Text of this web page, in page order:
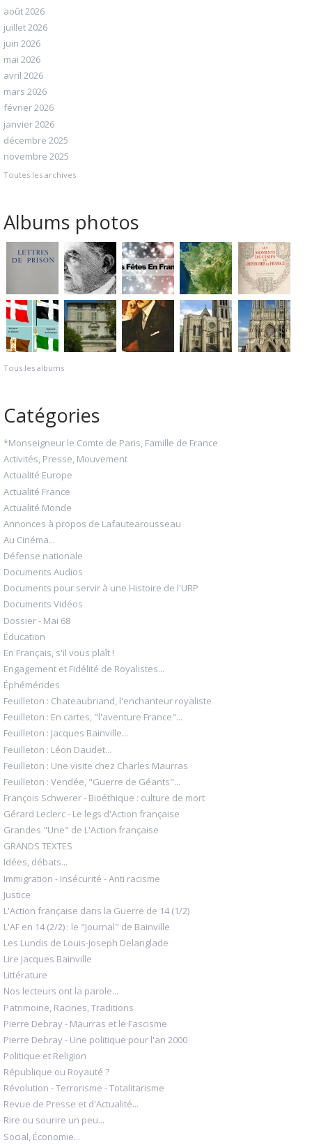
août 2026
juillet 2026
juin 2026
mai 2026
avril 2026
mars 2026
février 2026
janvier 2026
décembre 2025
novembre 2025
Toutes les archives
Albums photos
Tous les albums
Catégories
*Monseigneur le Comte de Paris, Famille de France
Activités, Presse, Mouvement
Actualité Europe
Actualité France
Actualité Monde
Annonces à propos de Lafautearousseau
Au Cinéma...
Défense nationale
Documents Audios
Documents pour servir à une Histoire de l'URP
Documents Vidéos
Dossier - Mai 68
Éducation
En Français, s'il vous plaît !
Engagement et Fidélité de Royalistes...
Éphémérides
Feuilleton : Chateaubriand, l'enchanteur royaliste
Feuilleton : En cartes, "l'aventure France"...
Feuilleton : Jacques Bainville...
Feuilleton : Léon Daudet...
Feuilleton : Une visite chez Charles Maurras
Feuilleton : Vendée, "Guerre de Géants"...
François Schwerer - Bioéthique : culture de mort
Gérard Leclerc - Le legs d'Action française
Grandes "Une" de L'Action française
GRANDS TEXTES
Idées, débats...
Immigration - Insécurité - Anti racisme
Justice
L'Action française dans la Guerre de 14 (1/2)
L'AF en 14 (2/2) : le "Journal" de Bainville
Les Lundis de Louis-Joseph Delanglade
Lire Jacques Bainville
Littérature
Nos lecteurs ont la parole...
Patrimoine, Racines, Traditions
Pierre Debray - Maurras et le Fascisme
Pierre Debray - Une politique pour l'an 2000
Politique et Religion
République ou Royauté ?
Révolution - Terrorisme - Totalitarisme
Revue de Presse et d'Actualité...
Rire ou sourire un peu...
Social, Économie...